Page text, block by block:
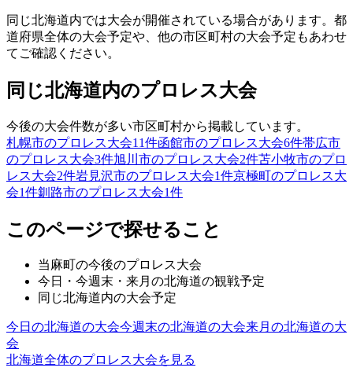
同じ北海道内では大会が開催されている場合があります。都
道府県全体の大会予定や、他の市区町村の大会予定もあわせ
てご確認ください。
同じ北海道内のプロレス大会
今後の大会件数が多い市区町村から掲載しています。
札幌市のプロレス大会11件函館市のプロレス大会6件帯広市
のプロレス大会3件旭川市のプロレス大会2件苫小牧市のプロ
レス大会2件岩見沢市のプロレス大会1件京極町のプロレス大
会1件釧路市のプロレス大会1件
このページで探せること
当麻町の今後のプロレス大会
今日・今週末・来月の北海道の観戦予定
同じ北海道内の大会予定
今日の北海道の大会今週末の北海道の大会来月の北海道の大
会
北海道全体のプロレス大会を見る